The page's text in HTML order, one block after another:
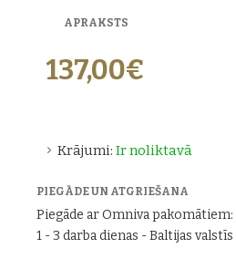
APRAKSTS
Krājumi: Ir noliktavā
137,00€
PIEGĀDE UN ATGRIEŠANA
Piegāde ar Omniva pakomātiem:
1 - 3 darba dienas - Baltijas valstīs